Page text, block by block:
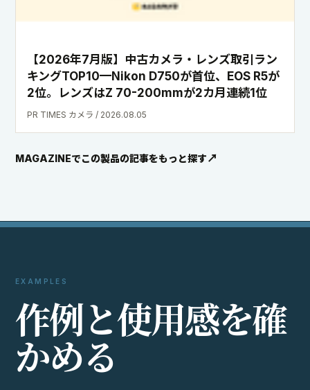
【2026年7月版】中古カメラ・レンズ取引ラン
キングTOP10—Nikon D750が首位、EOS R5が
2位。レンズはZ 70-200mmが2カ月連続1位
PR TIMES カメラ / 2026.08.05
MAGAZINEでこの製品の記事をもっと探す
EXAMPLES
作例と使用感を確
かめる